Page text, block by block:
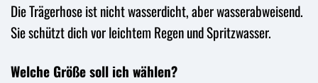
Die Trägerhose ist nicht wasserdicht, aber wasserabweisend.
Sie schützt dich vor leichtem Regen und Spritzwasser.
Welche Größe soll ich wählen?